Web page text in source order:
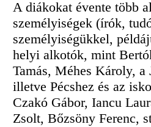
A diákokat évente több
személyiségek (írók,
személyiségükkel,
helyi alkotók, mint
Tamás, Méhes Károly,
illetve Pécshez és az
Czakó Gábor, Iancu
Zsolt, Bőzsöny Ferenc,